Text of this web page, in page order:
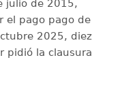
julio de 2015,
el pago pago de
2025, diez
pidió la clausura